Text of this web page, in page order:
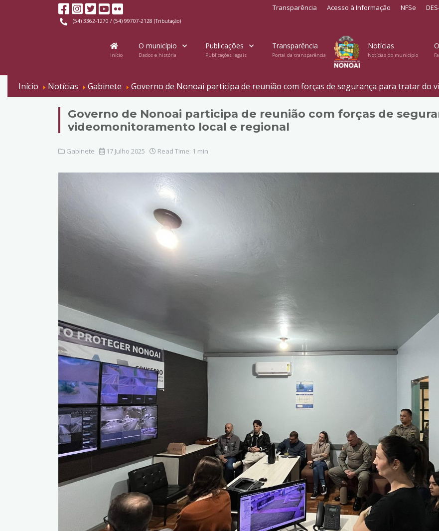
(54) 3362-1270 / (54) 99707-2128 (Tributação)
Transparência Acesso à Informação NFSe
Início
O município
Dados e história
Publicações
Publicações legais
Transparência
Portal da transparência
Notícias
Notícias do município
Início Notícias Gabinete Governo de Nonoai participa de reunião com forças de segurança para tratar do
Governo de Nonoai participa de reunião com forças de
videomonitoramento local e regional
Gabinete 17 Julho 2025 Read Time: 1 min